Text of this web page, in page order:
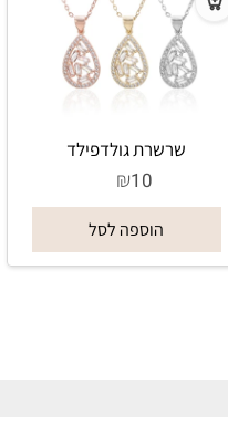
שרשרת גולדפילד
₪10
הוספה לסל